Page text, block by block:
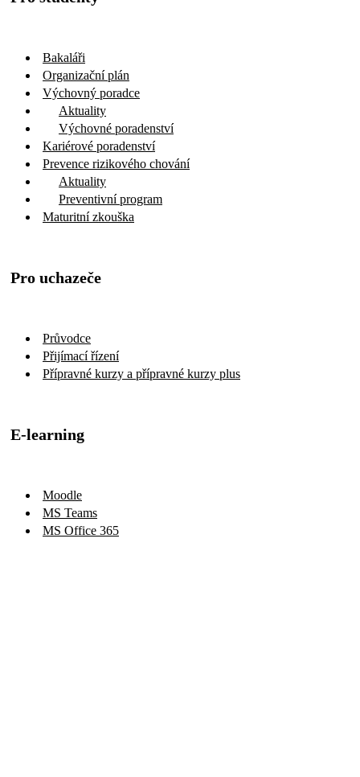
Bakaláři
Organizační plán
Výchovný poradce
Aktuality
Výchovné poradenství
Kariérové poradenství
Prevence rizikového chování
Aktuality
Preventivní program
Maturitní zkouška
Pro uchazeče
Průvodce
Přijímací řízení
Přípravné kurzy a přípravné kurzy plus
E-learning
Moodle
MS Teams
MS Office 365